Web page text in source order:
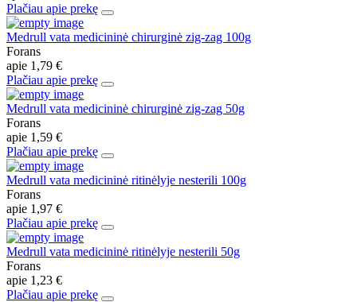
Plačiau apie prekę
Medrull vata medicininė chirurginė zig-zag 100g
Forans
apie 1,79 €
Plačiau apie prekę
Medrull vata medicininė chirurginė zig-zag 50g
Forans
apie 1,59 €
Plačiau apie prekę
Medrull vata medicininė ritinėlyje nesterili 100g
Forans
apie 1,97 €
Plačiau apie prekę
Medrull vata medicininė ritinėlyje nesterili 50g
Forans
apie 1,23 €
Plačiau apie prekę